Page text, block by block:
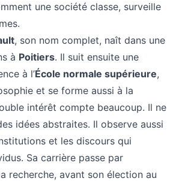
une société classe, surveille
, son nom complet, naît dans une
à Poitiers. Il suit ensuite une
à l’École normale supérieure,
et se forme aussi à la
intérêt compte beaucoup. Il ne
idées abstraites. Il observe aussi
et les discours qui
Sa carrière passe par
recherche, avant son élection au